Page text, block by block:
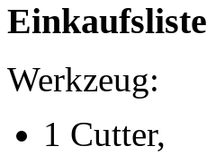
Einkaufsliste
Werkzeug:
1 Cutter,